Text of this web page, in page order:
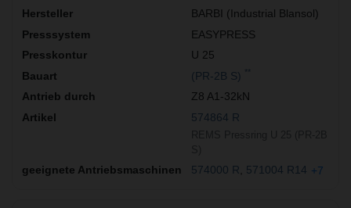
BARBI (Industrial Blansol)
EASYPRESS
U 25
(PR-2B S)
Z8 A1-32kN
574864 R
574000 R 571004 R14 +7